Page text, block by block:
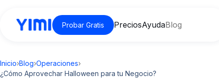
Probar Gratis PreciosAyudaBlog
Inicio›Blog›Operaciones›
¿Cómo Aprovechar Halloween para tu Negocio?